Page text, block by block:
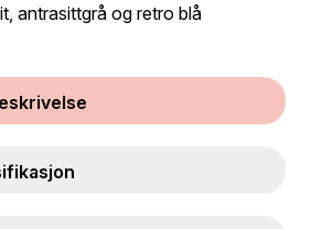
antrasittgrå og retro blå